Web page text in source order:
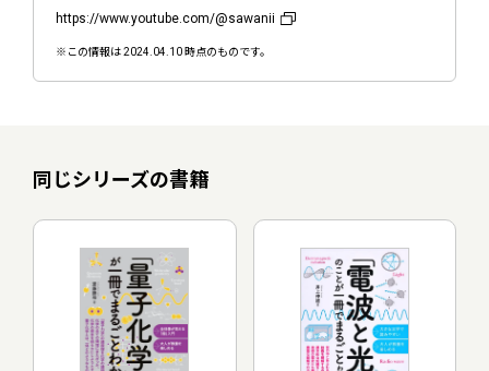
https://www.youtube.com/@sawanii
※この情報は 2024.04.10 時点のものです。
同じシリーズの書籍